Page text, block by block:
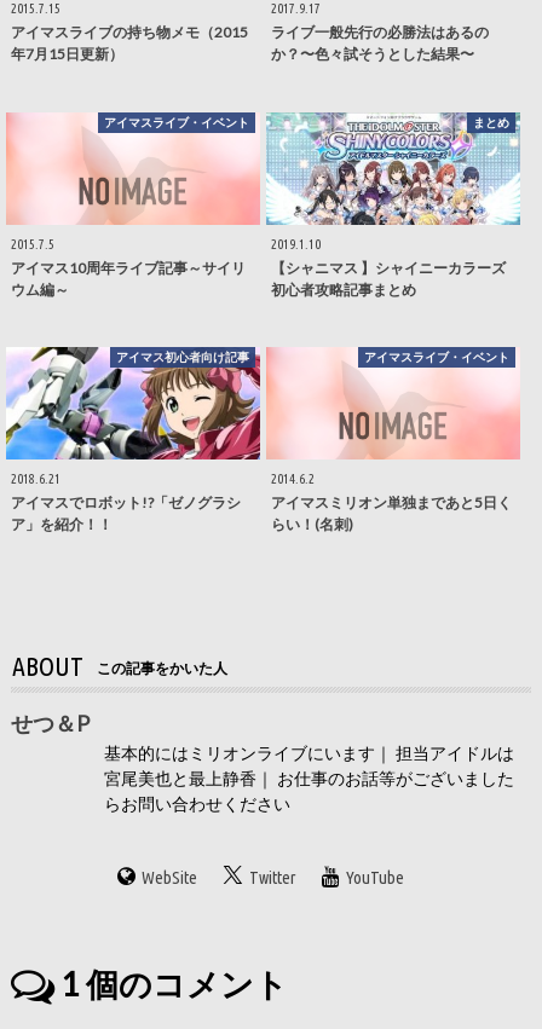
2015.7.15
アイマスライブの持ち物メモ（2015
年7月15日更新）
2017.9.17
ライブ一般先行の必勝法はあるの
か？〜色々試そうとした結果〜
アイマスライブ・イベント
2015.7.5
アイマス10周年ライブ記事～サイリ
ウム編～
まとめ
2019.1.10
【シャニマス 】シャイニーカラーズ
初心者攻略記事まとめ
アイマス初心者向け記事
2018.6.21
アイマスでロボット!?「ゼノグラシ
ア」を紹介！！
アイマスライブ・イベント
2014.6.2
アイマスミリオン単独まであと5日く
らい！(名刺)
ABOUT この記事をかいた人
せつ＆P
基本的にはミリオンライブにいます｜ 担当アイドルは
宮尾美也と最上静香｜ お仕事のお話等がございました
らお問い合わせください
WebSite Twitter YouTube
1個のコメント